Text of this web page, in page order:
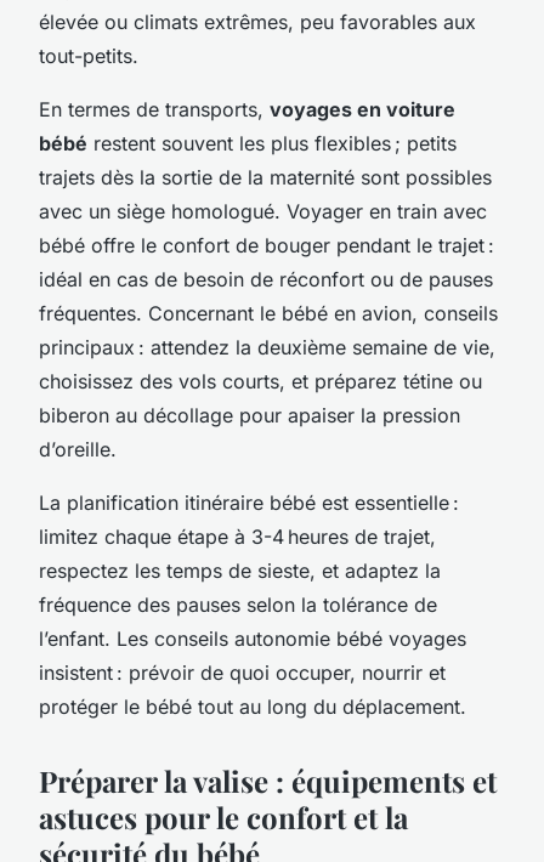
élevée ou climats extrêmes, peu favorables aux
tout-petits.
En termes de transports, voyages en voiture
bébé restent souvent les plus flexibles ; petits
trajets dès la sortie de la maternité sont possibles
avec un siège homologué. Voyager en train avec
bébé offre le confort de bouger pendant le trajet :
idéal en cas de besoin de réconfort ou de pauses
fréquentes. Concernant le bébé en avion, conseils
principaux : attendez la deuxième semaine de vie,
choisissez des vols courts, et préparez tétine ou
biberon au décollage pour apaiser la pression
d’oreille.
La planification itinéraire bébé est essentielle :
limitez chaque étape à 3-4 heures de trajet,
respectez les temps de sieste, et adaptez la
fréquence des pauses selon la tolérance de
l’enfant. Les conseils autonomie bébé voyages
insistent : prévoir de quoi occuper, nourrir et
protéger le bébé tout au long du déplacement.
Préparer la valise : équipements et
astuces pour le confort et la
sécurité du bébé